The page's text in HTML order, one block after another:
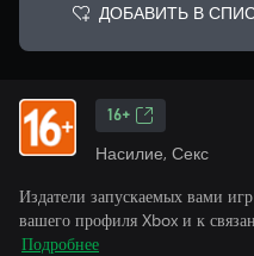
ДОБАВИТЬ В
16+
Насилие, Секс
Издатели запускаемых вами
вашего профиля Xbox и к
Подробнее